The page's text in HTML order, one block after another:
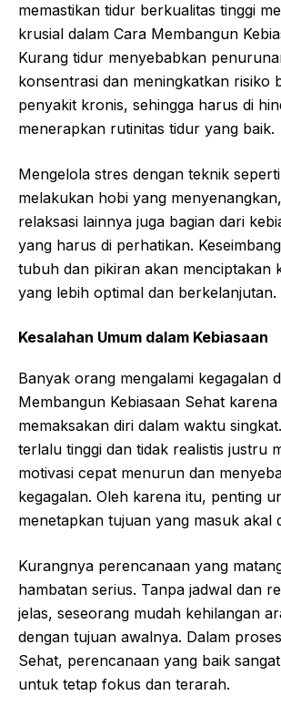
memastikan tidur berkualitas tinggi
krusial dalam Cara Membangun
Kurang tidur menyebabkan
konsentrasi dan meningkatkan risiko
penyakit kronis, sehingga harus di
menerapkan rutinitas tidur yang baik.
Mengelola stres dengan teknik
melakukan hobi yang
relaksasi lainnya juga bagian dari
yang harus di perhatikan.
tubuh dan pikiran akan menciptakan
yang lebih optimal dan berkelanjutan.
Kesalahan Umum dalam Kebiasaan
Banyak orang mengalami kegagalan
Membangun Kebiasaan Sehat
memaksakan diri dalam waktu
terlalu tinggi dan tidak realistis justru
motivasi cepat menurun dan
kegagalan. Oleh karena itu, penting
menetapkan tujuan yang masuk akal
Kurangnya perencanaan yang
hambatan serius. Tanpa jadwal dan
jelas, seseorang mudah kehilangan
dengan tujuan awalnya. Dalam
Sehat, perencanaan yang baik
untuk tetap fokus dan terarah.